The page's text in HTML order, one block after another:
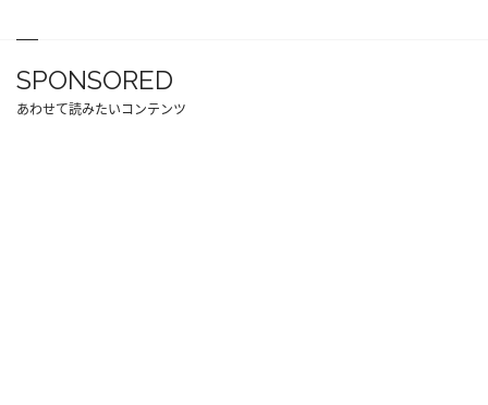
SPONSORED
あわせて読みたいコンテンツ